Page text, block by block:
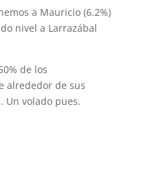
a Mauricio (6.2%)
nivel a Larrazábal
de los
alrededor de sus
Un volado pues.